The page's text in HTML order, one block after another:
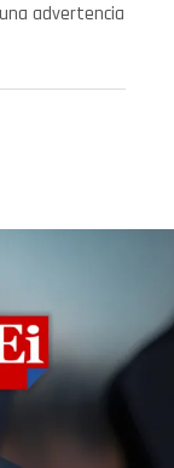
advertencia